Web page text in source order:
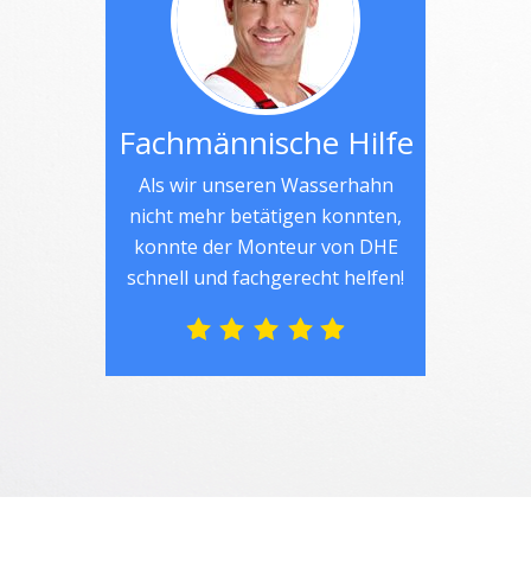
Fachmännische Hilfe
Als wir unseren Wasserhahn
nicht mehr betätigen konnten,
konnte der Monteur von DHE
schnell und fachgerecht helfen!